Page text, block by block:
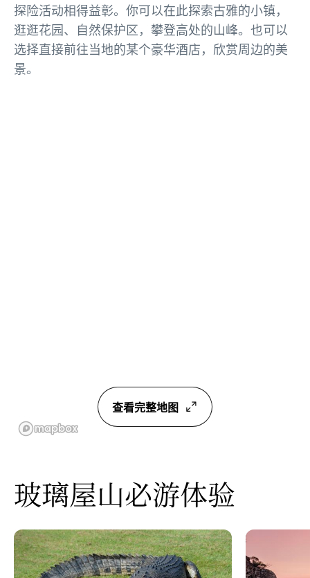
探险活动相得益彰。你可以在此探索古雅的小镇，
逛逛花园、自然保护区，攀登高处的山峰。也可以
选择直接前往当地的某个豪华酒店，欣赏周边的美
景。
查看完整地图
玻璃屋山必游体验